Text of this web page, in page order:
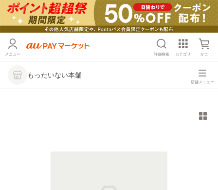
メニュー 詳細検索 カテゴリ かご
もったいない本舗
店舗メニュー